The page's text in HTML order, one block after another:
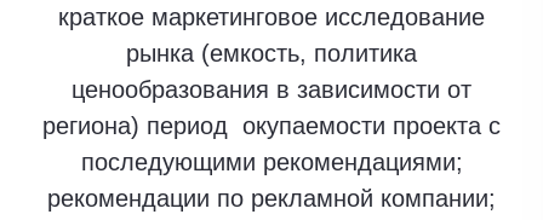
краткое маркетинговое исследование
рынка (емкость, политика
ценообразования в зависимости от
региона) период окупаемости проекта с
последующими рекомендациями;
рекомендации по рекламной компании;